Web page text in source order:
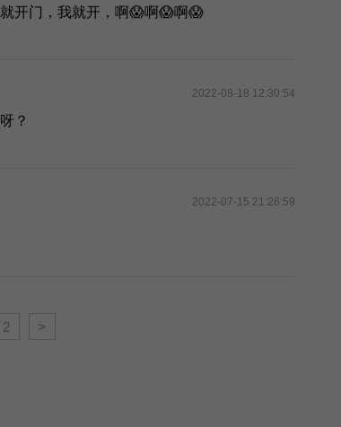
开门，我就开，啊😱啊😱啊😱
2022-08-18 12:30:54
？
2022-07-15 21:26:59
2 >